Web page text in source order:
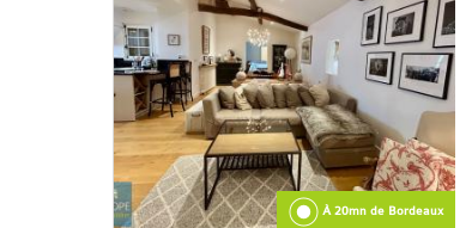
À 20mn de Bordeaux